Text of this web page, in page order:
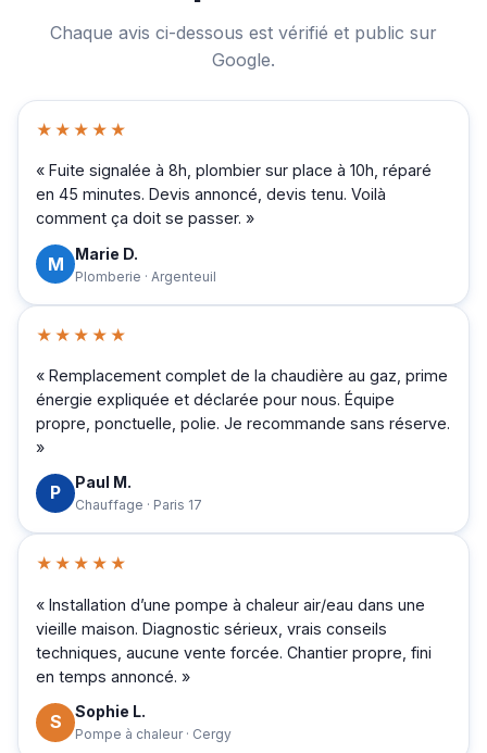
Chaque avis ci-dessous est vérifié et public sur
Google.
★★★★★
« Fuite signalée à 8h, plombier sur place à 10h, réparé
en 45 minutes. Devis annoncé, devis tenu. Voilà
comment ça doit se passer. »
M Marie D.
Plomberie · Argenteuil
★★★★★
« Remplacement complet de la chaudière au gaz, prime
énergie expliquée et déclarée pour nous. Équipe
propre, ponctuelle, polie. Je recommande sans réserve.
»
P Paul M.
Chauffage · Paris 17
★★★★★
« Installation d’une pompe à chaleur air/eau dans une
vieille maison. Diagnostic sérieux, vrais conseils
techniques, aucune vente forcée. Chantier propre, fini
en temps annoncé. »
S Sophie L.
Pompe à chaleur · Cergy